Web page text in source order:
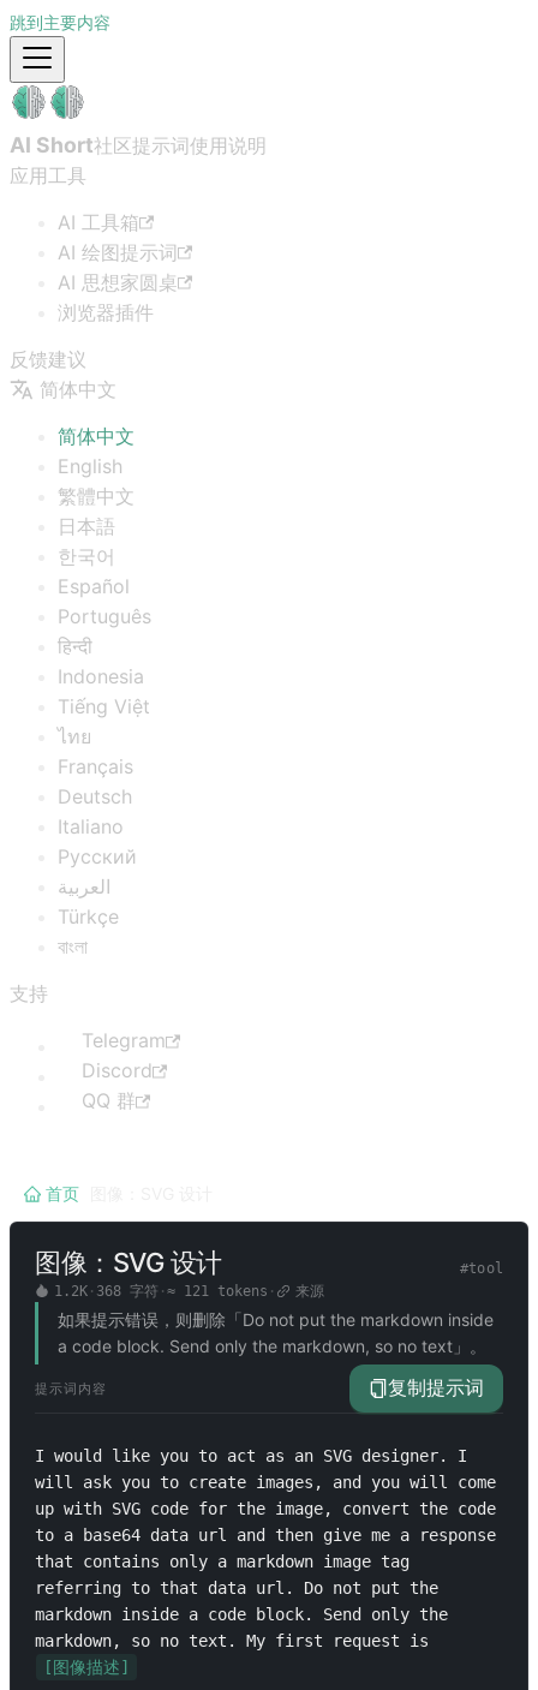
跳到主要内容
AI Short社区提示词使用说明
应用工具
AI 工具箱
AI 绘图提示词
AI 思想家圆桌
浏览器插件
反馈建议
简体中文
简体中文
English
繁體中文
日本語
한국어
Español
Português
हिन्दी
Indonesia
Tiếng Việt
ไทย
Français
Deutsch
Italiano
Русский
العربية
Türkçe
বাংলা
支持
Telegram
Discord
QQ 群
首页
图像：SVG 设计 #tool
1.2K· 368 字符 · ≈ 121tokens · 来源
如果提示错误，则删除「Do not put the markdown inside
a code block. Send only the markdown, so no text」。
提示词内容 复制提示词
I would like you to act as an SVG designer. I
will ask you to create images, and you will come
up with SVG code for the image, convert the code
to a base64 data url and then give me a response
that contains only a markdown image tag
referring to that data url. Do not put the
markdown inside a code block. Send only the
markdown, so no text. My first request is
[图像描述]